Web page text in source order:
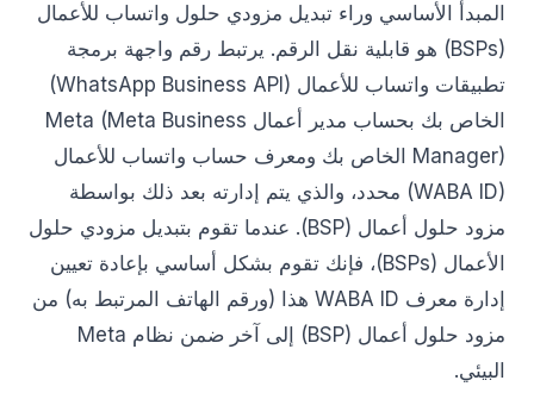
المبدأ الأساسي وراء تبديل مزودي حلول واتساب للأعمال
(BSPs) هو قابلية نقل الرقم. يرتبط رقم واجهة برمجة
تطبيقات واتساب للأعمال (WhatsApp Business API)
الخاص بك بحساب مدير أعمال Meta (Meta Business
Manager) الخاص بك ومعرف حساب واتساب للأعمال
(WABA ID) محدد، والذي يتم إدارته بعد ذلك بواسطة
مزود حلول أعمال (BSP). عندما تقوم بتبديل مزودي حلول
الأعمال (BSPs)، فإنك تقوم بشكل أساسي بإعادة تعيين
إدارة معرف WABA ID هذا (ورقم الهاتف المرتبط به) من
مزود حلول أعمال (BSP) إلى آخر ضمن نظام Meta
البيئي.